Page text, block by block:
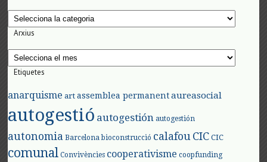
Categories
Arxius
Arxius
Etiquetes
anarquisme art assemblea permanent aureasocial
autogestió autogestión autogestión
autonomia Barcelona bioconstrucció calafouCIC CIC
comunal Convivències cooperativisme coopfunding